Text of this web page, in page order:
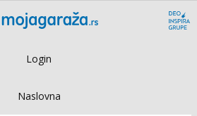
Login
Naslovna